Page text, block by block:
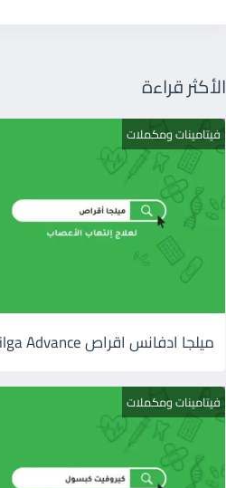
الأكثر قراءة
فيتامينات ومكملات
ميلجا ادفانس اقراص Milga Advance : للاعصاب والإكتئاب
فيتامينات ومكملات